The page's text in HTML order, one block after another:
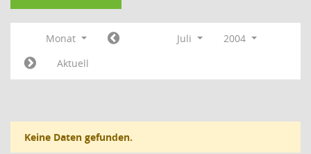
Monat Juli
2004
Aktuell
Keine Daten gefunden.